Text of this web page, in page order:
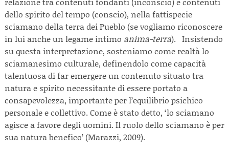
dello spirito del tempo (conscio), nella fattispecie
sciamano della terra dei Pueblo (se vogliamo riconoscere
in lui anche un legame intimo anima-terra). Insistendo
su questa interpretazione, sosteniamo come realtà lo
sciamanesimo culturale, definendolo come capacità
talentuosa di far emergere un contenuto situato tra
natura e spirito necessitante di essere portato a
consapevolezza, importante per l’equilibrio psichico
personale e collettivo. Come è stato detto, ‘lo sciamano
agisce a favore degli uomini. Il ruolo dello sciamano è per
sua natura benefico’ (Marazzi, 2009).